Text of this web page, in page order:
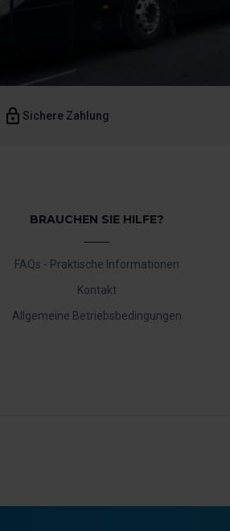
auf der Website klicken.
Sichere Zahlung
BRAUCHEN SIE HILFE?
FAQs - Praktische Informationen
Kontakt
Allgemeine Betriebsbedingungen